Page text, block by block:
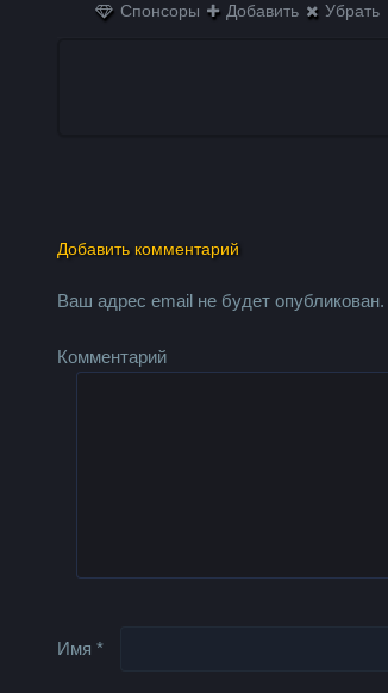
Спонсоры Добавить Убрать
Добавить комментарий
Ваш адрес email не будет опубликован.
Комментарий
Имя*